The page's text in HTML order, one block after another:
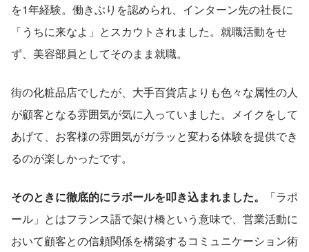
を1年経験。働きぶりを認められ、インターン先の社長に
「うちに来なよ」とスカウトされました。就職活動をせ
ず、美容部員としてそのまま就職。
街の化粧品店でしたが、大手百貨店よりも色々な属性の人
が顧客となる雰囲気が気に入っていました。メイクをして
あげて、お客様の雰囲気がガラッと変わる体験を提供でき
るのが楽しかったです。
そのときに徹底的にラポールを叩き込まれました。
「ラポ
ール」とはフランス語で架け橋という意味で、営業活動に
おいて顧客との信頼関係を構築するコミュニケーション術